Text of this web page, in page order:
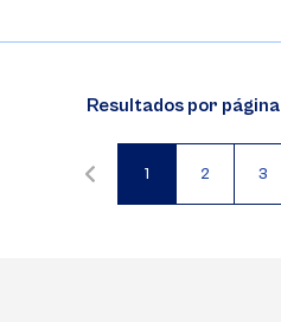
Resultados por página
Página
1
Página
2
3